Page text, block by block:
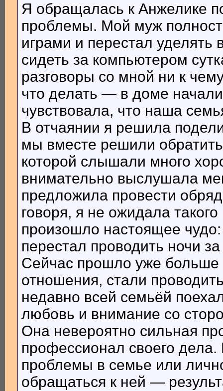
Я обращалась к Анжелике
проблемы. Мой муж
играми и перестал
сидеть за компьютером
разговоры со мной ни к
что делать — в доме
чувствовала, что наша
В отчаянии я решила
мы вместе решили
которой слышали много
внимательно выслушала
предложила провести
говоря, я не ожидала
произошло настоящее
перестал проводить ночи
Сейчас прошло уже
отношения, стали
недавно всей семьёй
любовь и внимание со
Она невероятно сильная
профессионал своего
проблемы в семье или
обращаться к ней —